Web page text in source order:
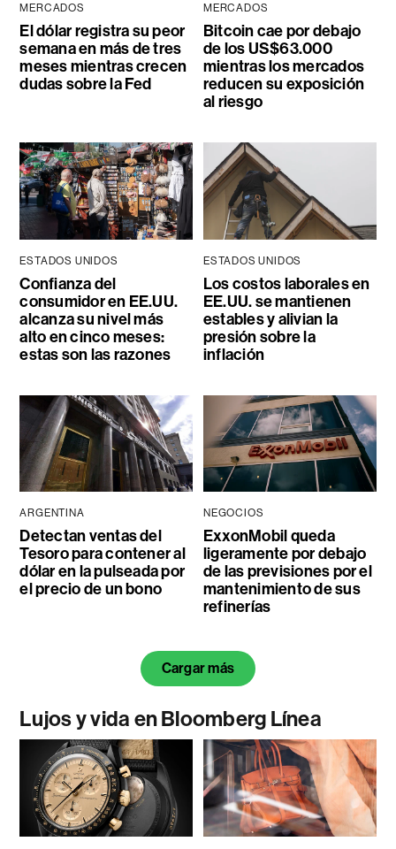
MERCADOS
El dólar registra su peor
semana en más de tres
meses mientras crecen
dudas sobre la Fed
MERCADOS
Bitcoin cae por debajo
de los US$63.000
mientras los mercados
reducen su exposición
al riesgo
ESTADOS UNIDOS
Confianza del
consumidor en EE.UU.
alcanza su nivel más
alto en cinco meses:
estas son las razones
ESTADOS UNIDOS
Los costos laborales en
EE.UU. se mantienen
estables y alivian la
presión sobre la
inflación
ARGENTINA
Detectan ventas del
Tesoro para contener al
dólar en la pulseada por
el precio de un bono
NEGOCIOS
ExxonMobil queda
ligeramente por debajo
de las previsiones por el
mantenimiento de sus
refinerías
Cargar más
Lujos y vida en Bloomberg Línea